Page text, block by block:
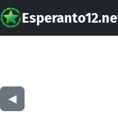
◀︎